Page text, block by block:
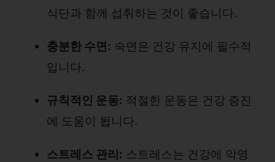
식단과 함께 섭취하는 것이 좋습니다.
충분한 수면: 숙면은 건강 유지에 필수적
입니다.
규칙적인 운동: 적절한 운동은 건강 증진
에 도움이 됩니다.
스트레스 관리: 스트레스는 건강에 악영